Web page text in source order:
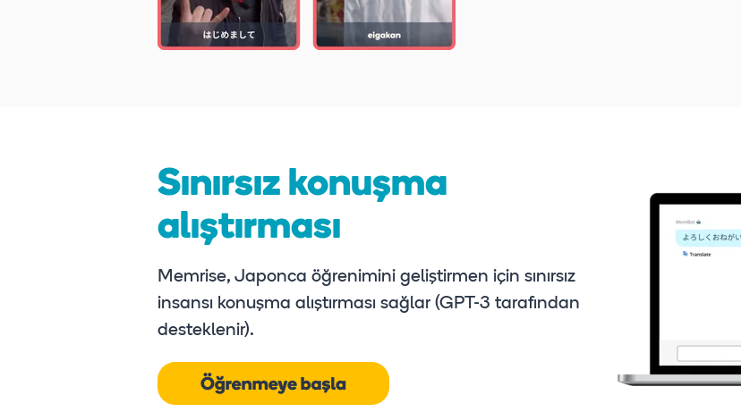
Sınırsız konuşma
alıştırması
Memrise, Japonca öğrenimini geliştirmen için sınırsız
insansı konuşma alıştırması sağlar (GPT-3 tarafından
desteklenir).